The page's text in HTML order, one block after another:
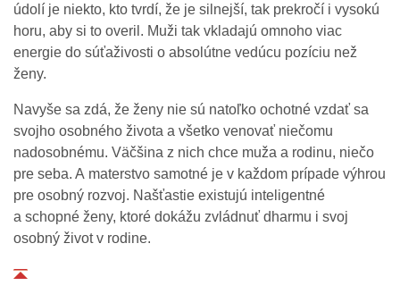
údolí je niekto, kto tvrdí, že je silnejší, tak prekročí i vysokú
horu, aby si to overil. Muži tak vkladajú omnoho viac
energie do súťaživosti o absolútne vedúcu pozíciu než
ženy.
Navyše sa zdá, že ženy nie sú natoľko ochotné vzdať sa
svojho osobného života a všetko venovať niečomu
nadosobnému. Väčšina z nich chce muža a rodinu, niečo
pre seba. A materstvo samotné je v každom prípade výhrou
pre osobný rozvoj. Našťastie existujú inteligentné
a schopné ženy, ktoré dokážu zvládnuť dharmu i svoj
osobný život v rodine.